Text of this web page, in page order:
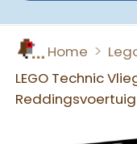
Home >
LEGO Technic